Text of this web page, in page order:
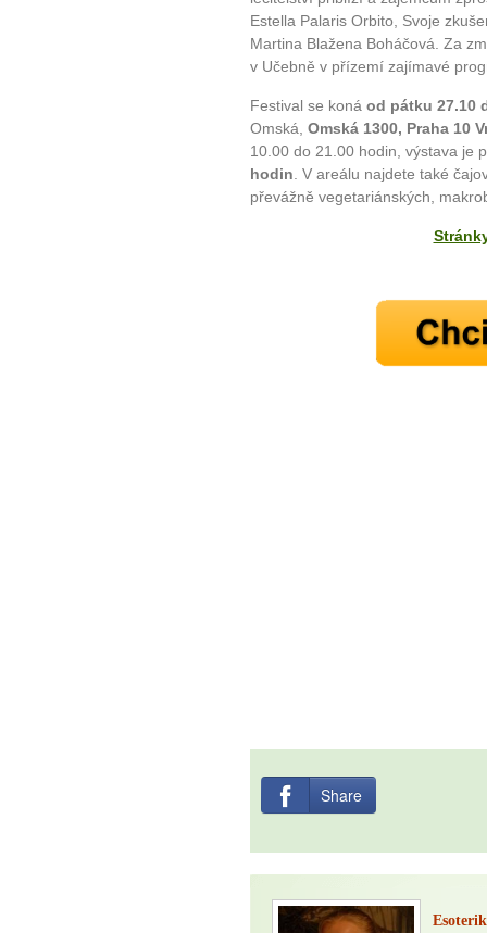
10 tipů
...
Máte pocit, že jste unaveni
Estella Palaris Orbito, Svoje
Martina Blažena Boháčová. Za
v Učebně v přízemí zajímavé
Festival se koná od pátku 27.10
Omská, Omská 1300, Praha 10
10.00 do 21.00 hodin, výstava je
hodin. V areálu najdete také
převážně vegetariánských,
Share